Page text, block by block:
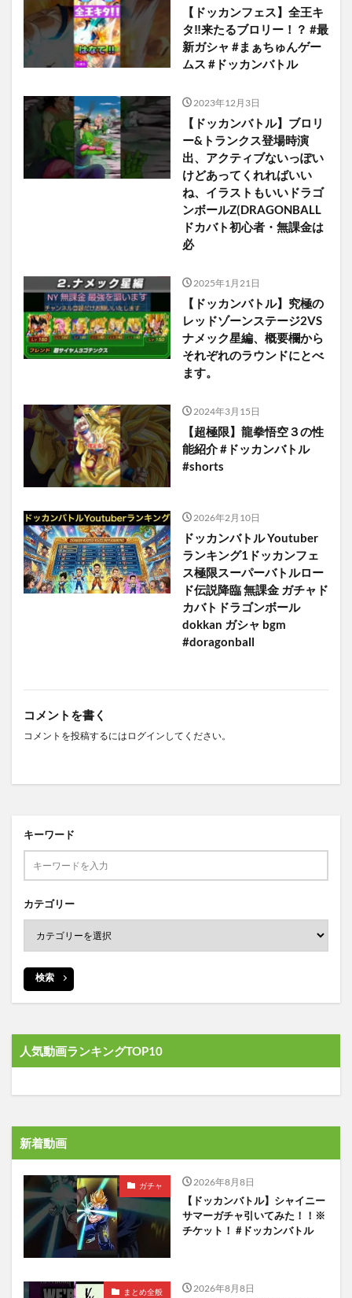
【ドッカンフェス】全王キ
タ‼️来たるブロリー！？ #最
新ガシャ #まぁちゅんゲー
ムス #ドッカンバトル
2023年12月3日
【ドッカンバトル】ブロリ
ー&トランクス登場時演
出、アクティブないっぽい
けどあってくれればいい
ね、イラストもいいドラゴ
ンボールZ(DRAGONBALL
ドカバト初心者・無課金は
必
2025年1月21日
【ドッカンバトル】究極の
レッドゾーンステージ2VS
ナメック星編、概要欄から
それぞれのラウンドにとべ
ます。
2024年3月15日
【超極限】龍拳悟空３の性
能紹介 #ドッカンバトル
#shorts
2026年2月10日
ドッカンバトル Youtuber
ランキング1ドッカンフェ
ス極限スーパーバトルロー
ド伝説降臨 無課金 ガチャド
カバトドラゴンボール
dokkan ガシャ bgm
#doragonball
コメントを書く
コメントを投稿するには ログイン してください。
キーワード
カテゴリー
検索
人気動画ランキングTOP10
新着動画
ガチャ 2026年8月8日
【ドッカンバトル】シャイニー
サマーガチャ引いてみた！！※
チケット！ #ドッカンバトル
まとめ全般 2026年8月8日